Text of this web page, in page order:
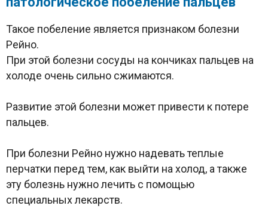
Такое побеление является признаком болезни
Рейно.
При этой болезни сосуды на кончиках пальцев на
холоде очень сильно сжимаются.
Развитие этой болезни может привести к потере
пальцев.
При болезни Рейно нужно надевать теплые
перчатки перед тем, как выйти на холод, а также
эту болезнь нужно лечить с помощью
специальных лекарств.